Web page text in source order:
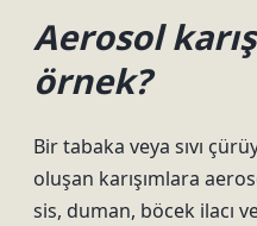
Aerosol
örnek?
Bir tabaka veya sıvı
oluşan karışımlara
sis, duman, böcek ilacı